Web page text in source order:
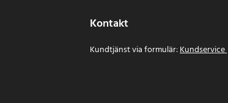
Kontakt
Kundtjänst via formulär:Kundservice